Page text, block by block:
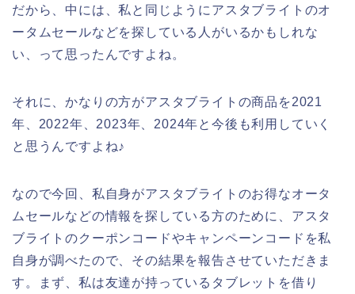
だから、中には、私と同じようにアスタブライトのオ
ータムセールなどを探している人がいるかもしれな
い、って思ったんですよね。
それに、かなりの方がアスタブライトの商品を2021
年、2022年、2023年、2024年と今後も利用していく
と思うんですよね♪
なので今回、私自身がアスタブライトのお得なオータ
ムセールなどの情報を探している方のために、アスタ
ブライトのクーポンコードやキャンペーンコードを私
自身が調べたので、その結果を報告させていただきま
す。まず、私は友達が持っているタブレットを借り